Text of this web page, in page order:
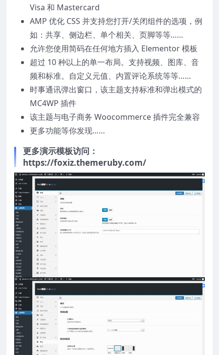
Visa 和 Mastercard
AMP 优化 CSS 并支持您打开/关闭组件的选项，例
如：共享、侧边栏、单个相关、页脚等等……
允许您使用简码在任何地方插入 Elementor 模板
超过 10 种以上的单一布局。支持视频、图库、音
频和标准。自定义元值、内置评论系统等等……
时事通讯弹出窗口，该主题支持标准和弹出模式的
MC4WP 插件
该主题与电子商务 Woocommerce 插件完全兼容
更多功能等你发现……
更多演示模板访问：
https://foxiz.themeruby.com/